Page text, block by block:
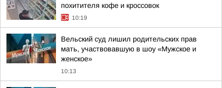
похитителя кофе и кроссовок
10:19
Вельский суд лишил родительских прав
мать, участвовавшую в шоу «Мужское и
женское»
10:13